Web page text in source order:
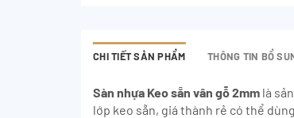
CHI TIẾT SẢN PHẨM THÔNG TIN BỔ
Sàn nhựa Keo sẵn vân gỗ 2mm là
lớp keo sẵn, giá thành rẻ có thể